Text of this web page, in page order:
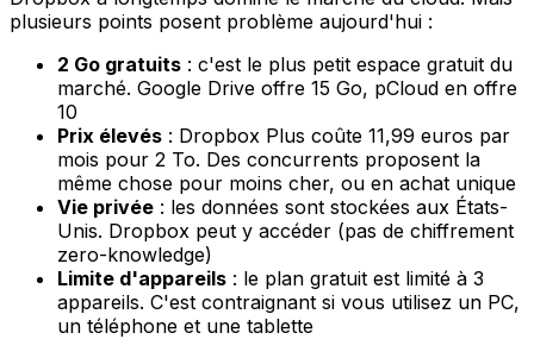
plusieurs points posent problème aujourd'hui :
2 Go gratuits : c'est le plus petit espace gratuit du
marché. Google Drive offre 15 Go, pCloud en offre
10
Prix élevés : Dropbox Plus coûte 11,99 euros par
mois pour 2 To. Des concurrents proposent la
même chose pour moins cher, ou en achat unique
Vie privée : les données sont stockées aux États-
Unis. Dropbox peut y accéder (pas de chiffrement
zero-knowledge)
Limite d'appareils : le plan gratuit est limité à 3
appareils. C'est contraignant si vous utilisez un PC,
un téléphone et une tablette